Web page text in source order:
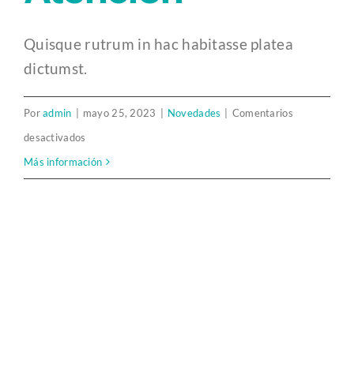
Quisque rutrum in hac habitasse platea
dictumst.
Poradmin mayo 25, 2023 Novedades
Comentarios
desactivados
Campañas
Más información